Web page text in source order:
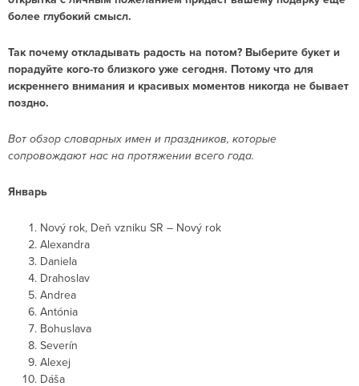
более глубокий смысл.
Так почему откладывать радость на потом? Выберите букет и
порадуйте кого-то близкого уже сегодня. Потому что для
искреннего внимания и красивых моментов никогда не бывает
поздно.
Вот обзор словарных имен и праздников, которые
сопровождают нас на протяжении всего года.
Январь
Nový rok, Deň vzniku SR – Nový rok
Alexandra
Daniela
Drahoslav
Andrea
Antónia
Bohuslava
Severín
Alexej
Dáša